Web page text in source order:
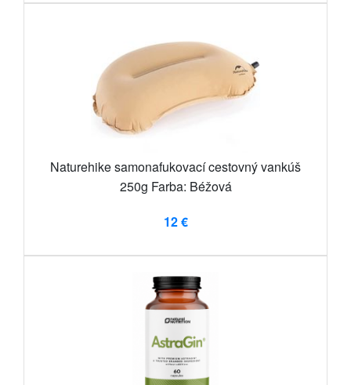
Naturehike samonafukovací cestovný vankúš
250g Farba: Béžová
12 €